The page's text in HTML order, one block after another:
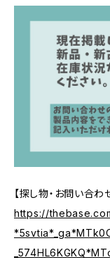
【探し物・お問い合わ
https://